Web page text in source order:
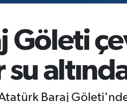
Göleti
Baraj